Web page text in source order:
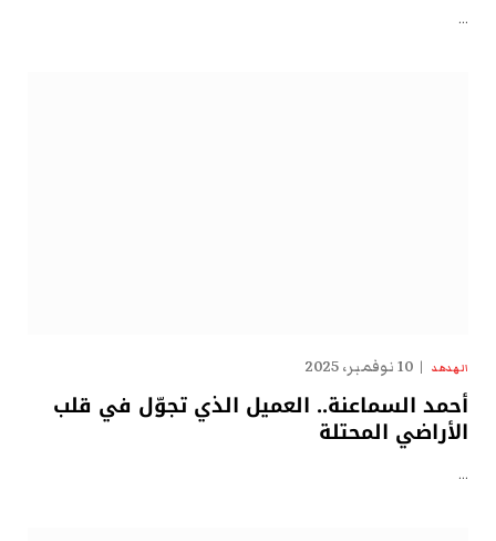
…
الهدهد 10 نوفمبر، 2025
أحمد السماعنة.. العميل الذي تجوّل في قلب
الأراضي المحتلة
…